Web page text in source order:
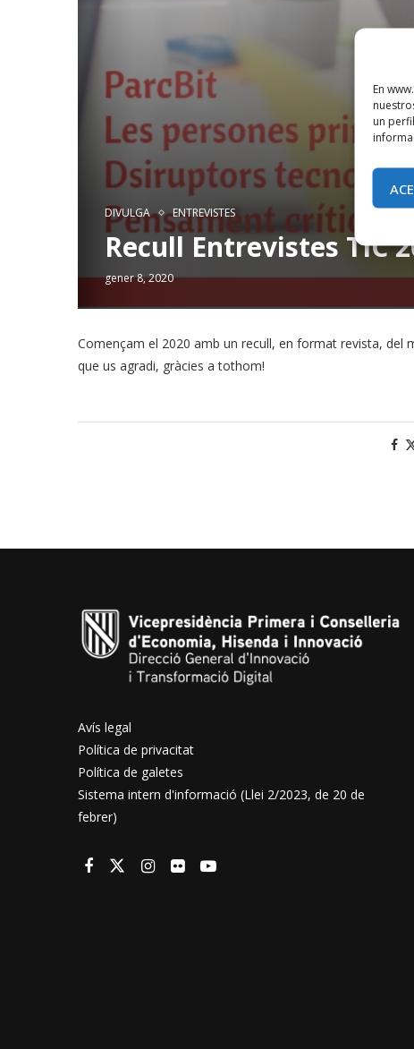
En
un
DIVULGA ENTREVISTES
Recull Entrevistes TIC
gener 8, 2020
Començam el 2020 amb un recull, en format revista, del
que us agradi, gràcies a tothom!
Avís legal
Política de privacitat
Política de galetes
Sistema intern d'informació (Llei 2/2023, de 20 de
febrer)